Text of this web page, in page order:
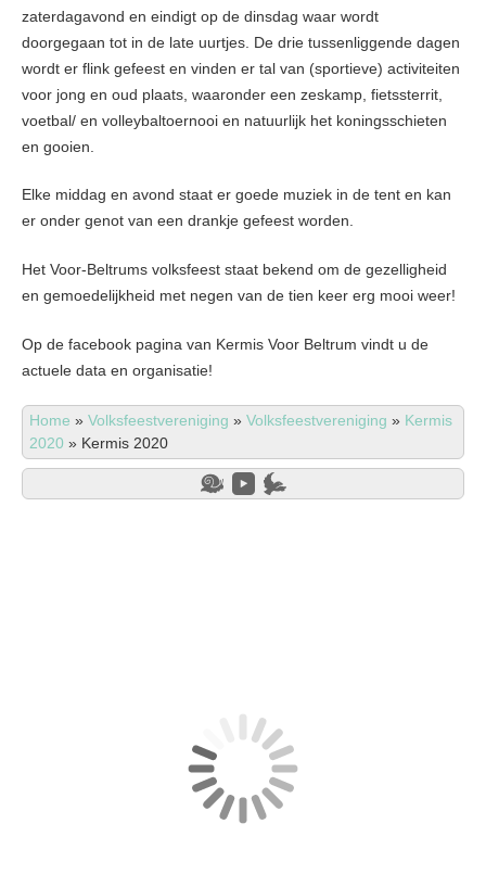
zaterdagavond en eindigt op de dinsdag waar wordt
doorgegaan tot in de late uurtjes. De drie tussenliggende dagen
wordt er flink gefeest en vinden er tal van (sportieve) activiteiten
voor jong en oud plaats, waaronder een zeskamp, fietssterrit,
voetbal/ en volleybaltoernooi en natuurlijk het koningsschieten
en gooien.
Elke middag en avond staat er goede muziek in de tent en kan
er onder genot van een drankje gefeest worden.
Het Voor-Beltrums volksfeest staat bekend om de gezelligheid
en gemoedelijkheid met negen van de tien keer erg mooi weer!
Op de facebook pagina van Kermis Voor Beltrum vindt u de
actuele data en organisatie!
Home » Volksfeestvereniging » Volksfeestvereniging » Kermis
2020 » Kermis 2020